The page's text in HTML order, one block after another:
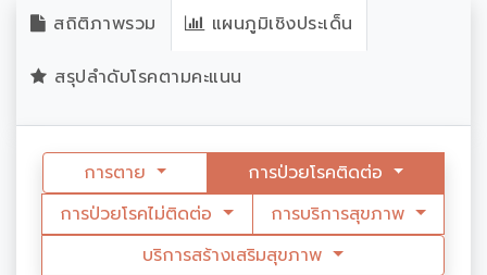
สถิติภาพรวม แผนภูมิเชิงประเด็น
สรุปลำดับโรคตามคะแนน
การตาย
การป่วยโรคติดต่อ
การป่วยโรคไม่ติดต่อ
การบริการสุขภาพ
บริการสร้างเสริมสุขภาพ